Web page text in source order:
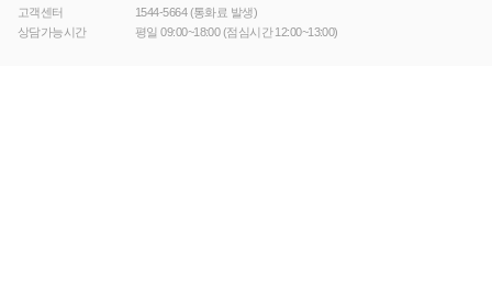
고객센터
1544-5664(통화료 발생)
상담가능시간
평일 09:00~18:00 (점심시간 12:00~13:00)